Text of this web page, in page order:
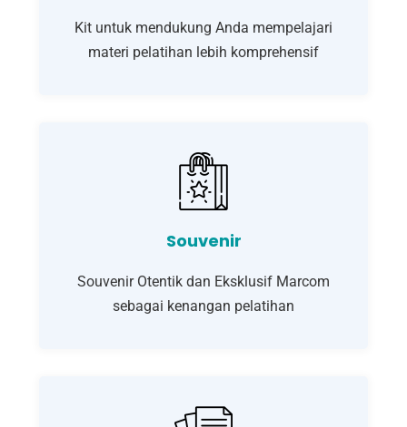
Kit untuk mendukung Anda mempelajari
materi pelatihan lebih komprehensif
Souvenir
Souvenir Otentik dan Eksklusif Marcom
sebagai kenangan pelatihan